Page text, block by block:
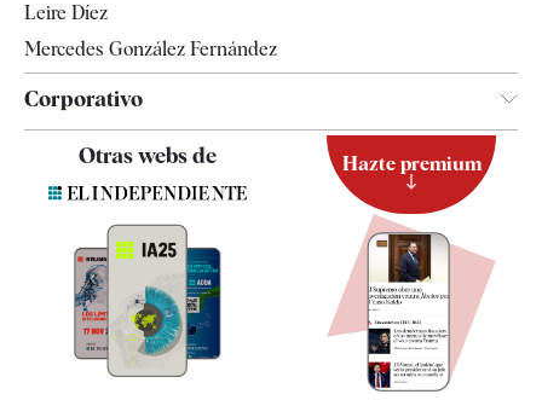
Leire Díez
Mercedes González Fernández
Corporativo
Contacto
Quiénes somos
Especificaciones
Otras webs de Hazte premium